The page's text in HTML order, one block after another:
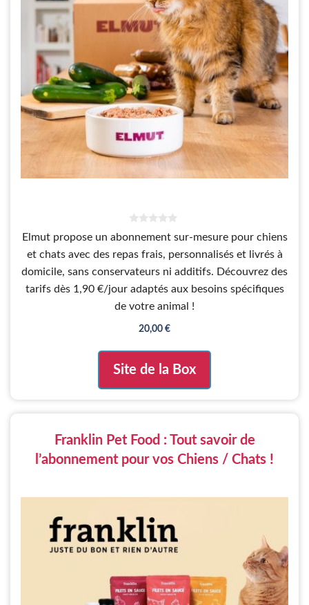
s
r
Elmut propose un abonnement sur-mesure pour chiens
et chats avec des repas frais, personnalisés et livrés à
domicile, sans conservateurs ni additifs. Découvrez des
tarifs dès 1,90 €/jour adaptés aux besoins spécifiques
de votre animal !
20,00 €
Site de la Box
Franklin Pet Food : Tout savoir de
l’abonnement pour vos Chiens / Chats !